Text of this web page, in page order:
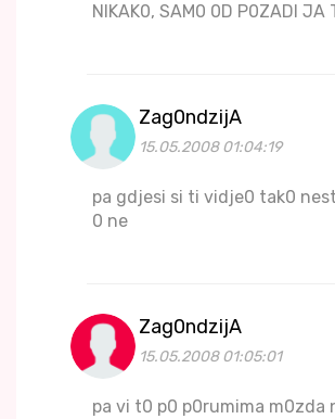
NIKAK0, SAM0 0D P0ZADI JA
Zag0ndzijA
15.05.2008 01:04:19
pa gdjesi si ti vidje0 tak0
0 ne
Zag0ndzijA
15.05.2008 01:05:01
pa vi t0 p0 p0rumima m0zda